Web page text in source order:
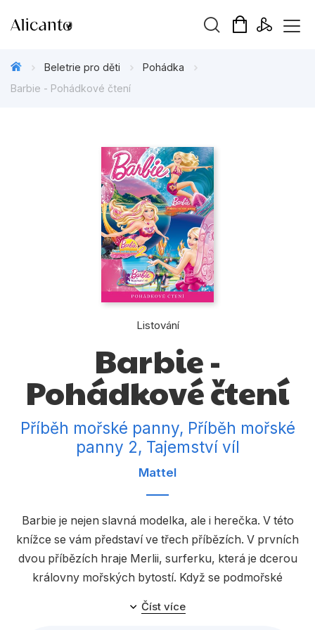
Připravujeme
Tipy redakce
Beletrie pro děti
Beletrie pro dospělé
Dárkové publikace
Dárkové zboží
Jazyky
Kalendáře
Kuchařky
Počítače
Poezie
Populárně - naučná pro dospělé
Beletrie pro děti
Pohádka
Barbie - Pohádkové čtení
Listování
Barbie -
Pohádkové čtení
Příběh mořské panny, Příběh mořské
panny 2, Tajemství víl
Mattel
Barbie je nejen slavná modelka, ale i herečka. V této
knížce se vám představí ve třech příbězích. V prvních
dvou příbězích hraje Merlii, surferku, která je dcerou
královny mořských bytostí. Když se podmořské
království ocitne v ohrožení, pomoct může jedině
Merlia. Ve třetím příběhu se Barbie vydá na
Číst více